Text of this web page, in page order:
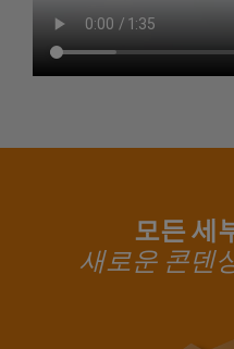
모든 세
새로운 콘덴